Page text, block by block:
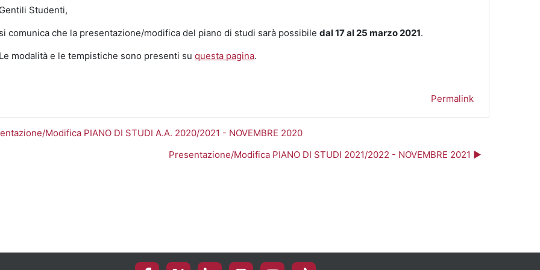
Gentili Studenti,
si comunica che la presentazione/modifica del piano di studi sarà possibile dal 17 al 25 marzo 2021.
Le modalità e le tempistiche sono presenti su questa pagina.
Permalink
Modifica PIANO DI STUDI A.A. 2020/2021 - NOVEMBRE 2020
Presentazione/Modifica PIANO DI STUDI 2021/2022 - NOVEMBRE 2021 ▶︎